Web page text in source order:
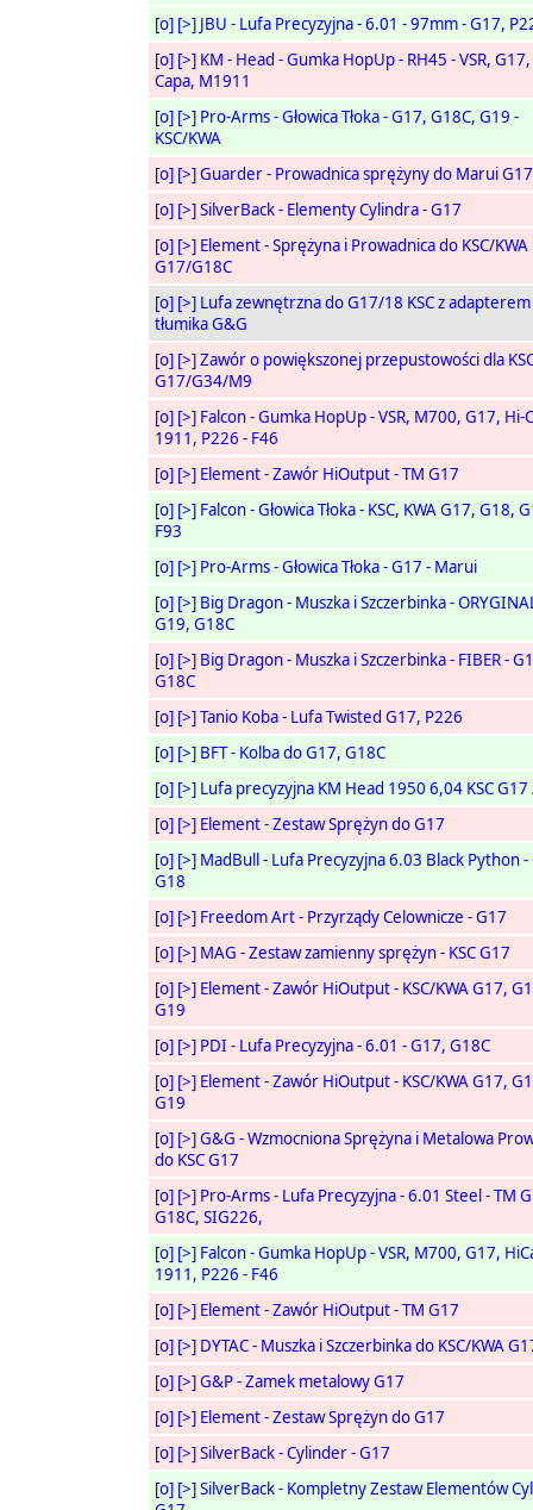
[o] [>] JBU - Lufa Precyzyjna - 6.01 - 97mm - G17,
[o] [>] KM - Head - Gumka HopUp - RH45 - VSR,
Capa, M1911
[o] [>] Pro-Arms - Głowica Tłoka - G17, G18C, G19 -
KSC/KWA
[o] [>]Guarder - Prowadnica sprężyny do Marui G17
[o] [>]SilverBack - Elementy Cylindra - G17
[o] [>] Element - Sprężyna i Prowadnica do KSC/KWA
G17/G18C
[o] [>] Lufa zewnętrzna do G17/18 KSC z
tłumika G&G
[o] [>]Zawór o powiększonej przepustowości dla
G17/G34/M9
[o] [>] Falcon - Gumka HopUp - VSR, M700, G17, Hi-
1911, P226 - F46
[o] [>] Element - Zawór HiOutput - TM G17
[o] [>] Falcon - Głowica Tłoka - KSC, KWA G17, G18,
F93
[o] [>] Pro-Arms - Głowica Tłoka - G17 - Marui
[o] [>] Big Dragon - Muszka i Szczerbinka -
G19, G18C
[o] [>] Big Dragon - Muszka i Szczerbinka - FIBER -
G18C
[o] [>]Tanio Koba - Lufa Twisted G17, P226
[o] [>] BFT - Kolba do G17, G18C
[o] [>] Lufa precyzyjna KM Head 1950 6,04 KSC G17
[o] [>] Element - Zestaw Sprężyn do G17
[o] [>] MadBull - Lufa Precyzyjna 6.03 Black Python -
G18
[o] [>] Freedom Art - Przyrządy Celownicze - G17
[o] [>] MAG - Zestaw zamienny sprężyn - KSC G17
[o] [>] Element - Zawór HiOutput - KSC/KWA G17,
G19
[o] [>] PDI - Lufa Precyzyjna - 6.01 - G17, G18C
[o] [>] Element - Zawór HiOutput - KSC/KWA G17,
G19
[o] [>]G&G - Wzmocniona Sprężyna i Metalowa
do KSC G17
[o] [>] Pro-Arms - Lufa Precyzyjna - 6.01 Steel - TM
G18C, SIG226,
[o] [>] Falcon - Gumka HopUp - VSR, M700, G17,
1911, P226 - F46
[o] [>] Element - Zawór HiOutput - TM G17
[o] [>] DYTAC - Muszka i Szczerbinka do KSC/KWA
[o] [>]G&P - Zamek metalowy G17
[o] [>] Element - Zestaw Sprężyn do G17
[o] [>]SilverBack - Cylinder - G17
[o] [>]SilverBack - Kompletny Zestaw Elementów